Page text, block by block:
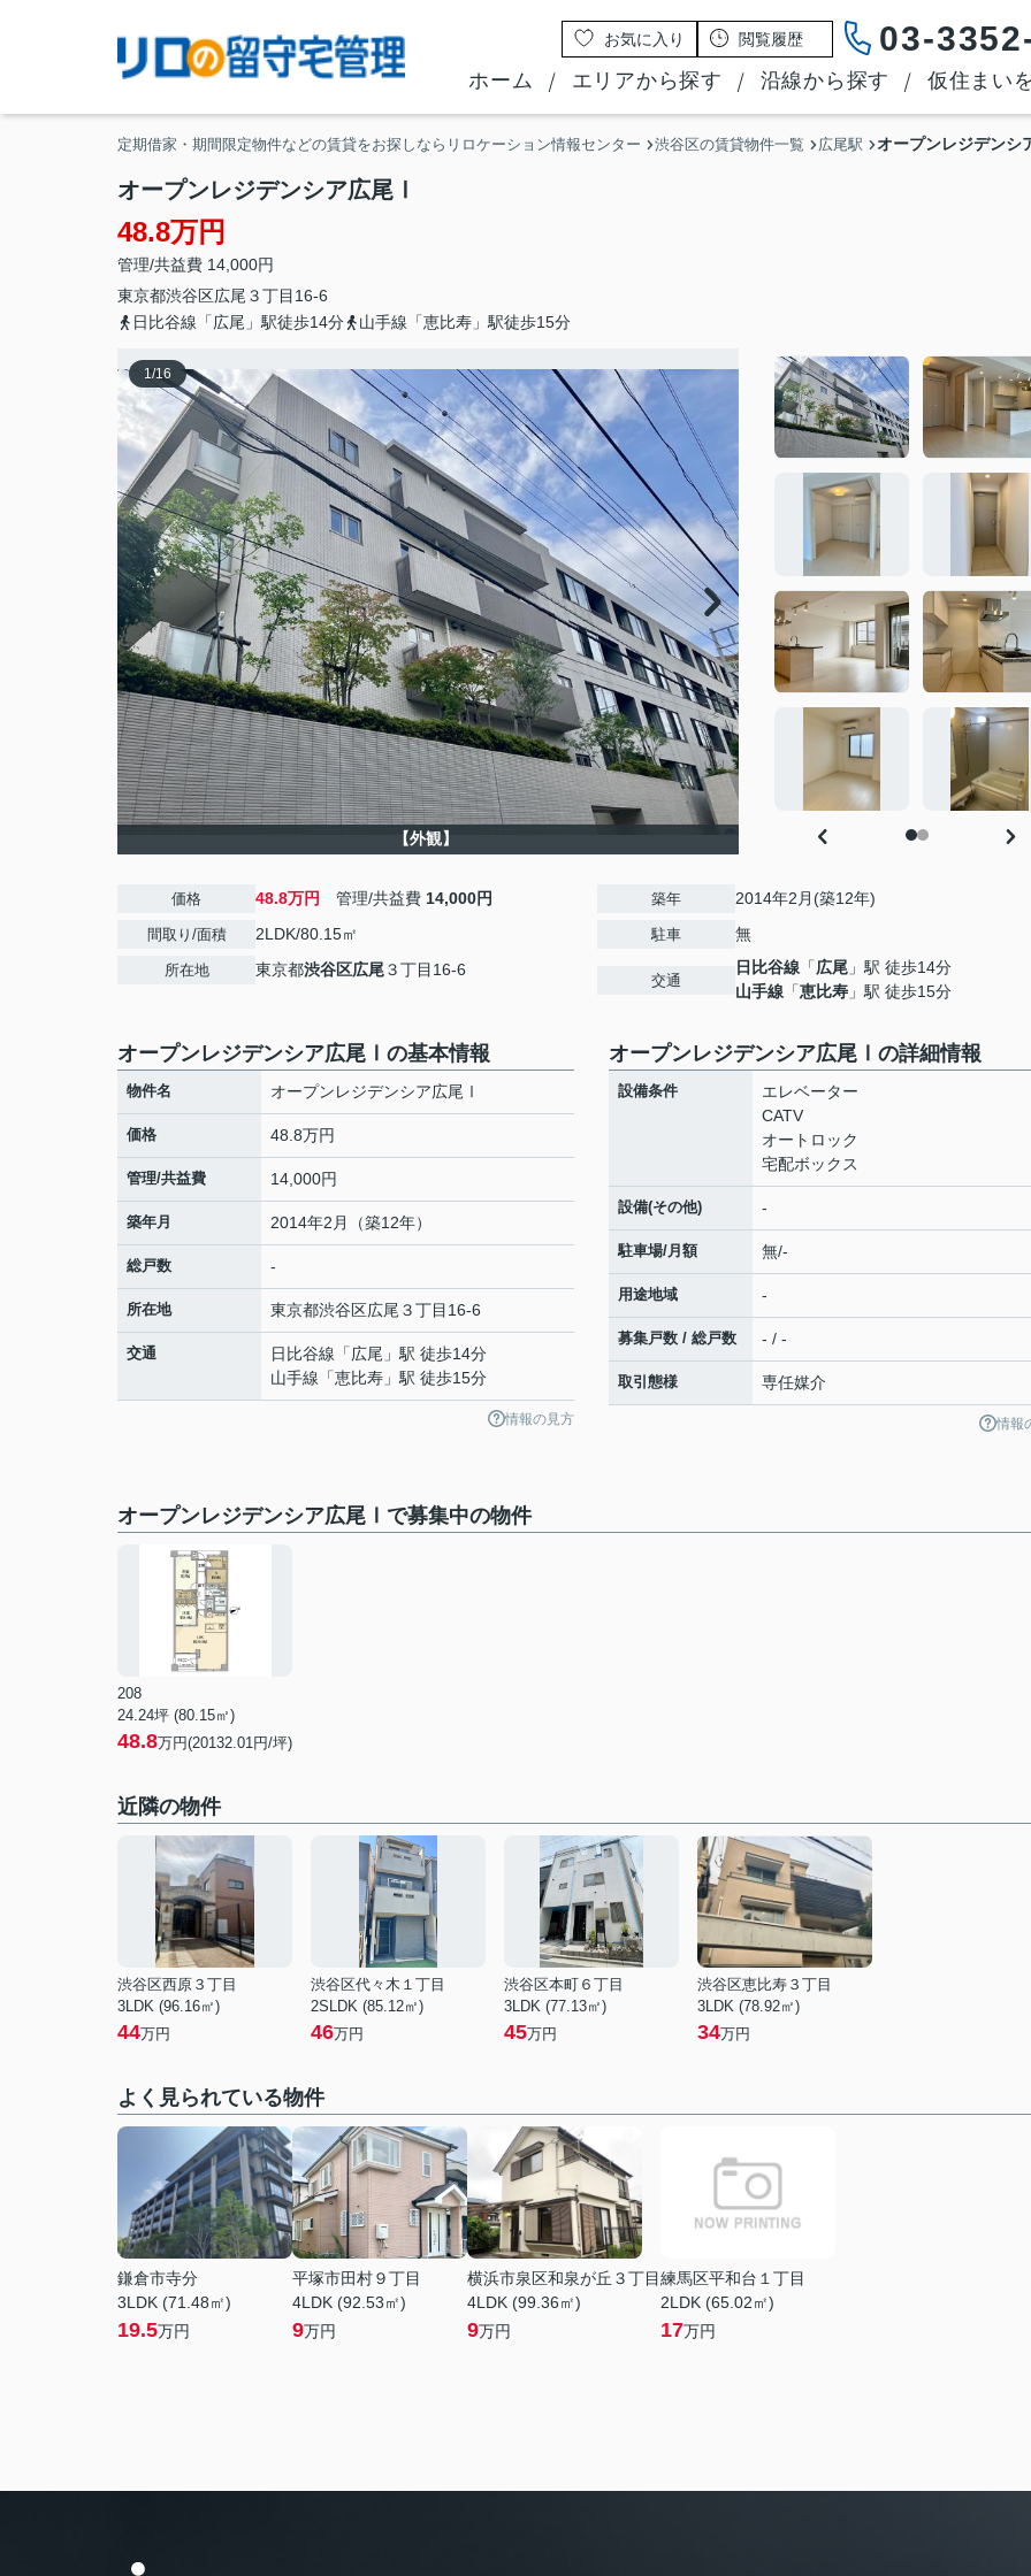
お気に入り 閲覧履歴 03-
ホーム エリアから探す 沿線から探す 仮住まい
定期借家・期間限定物件などの賃貸をお探しならリロケーション情報センター 渋谷区の賃貸物件一覧 広尾駅 オープンレジデンシ
オープンレジデンシア広尾Ⅰ
48.8万円
管理/共益費 14,000円
東京都渋谷区広尾 ３丁目16-6
日比谷線「広尾」駅徒歩14分
山手線「恵比寿」駅徒歩15分
1/16
【外観】
価格 48.8万円 管理/共益費 14,000円
間取り/面積 2LDK/80.15㎡
所在地 東京都渋谷区広尾３丁目16-6
築年 2014年2月(築12年)
駐車 無
交通
日比谷線 「広尾 」駅 徒歩14分
山手線 「恵比寿 」駅 徒歩15分
オープンレジデンシア広尾Ⅰの基本情報
物件名 オープンレジデンシア広尾Ⅰ
価格 48.8万円
管理/共益費 14,000円
築年月 2014年2月（築12年）
総戸数 -
所在地 東京都渋谷区広尾 ３丁目16-6
交通 日比谷線 「広尾 」駅 徒歩14分
山手線 「恵比寿 」駅 徒歩15分
情報の見方
オープンレジデンシア広尾Ⅰの詳細情報
設備条件
エレベーター
CATV
オートロック
宅配ボックス
設備(その他) -
駐車場/月額 無/-
用途地域 -
募集戸数 / 総戸数 - / -
取引態様 専任媒介
情報
オープンレジデンシア広尾Ⅰで募集中の物件
208
24.24坪 (80.15㎡)
48.8万円(20132.01円/坪)
近隣の物件
渋谷区西原３丁目
3LDK (96.16㎡)
44万円
渋谷区代々木１丁目
2SLDK (85.12㎡)
46万円
渋谷区本町６丁目
3LDK (77.13㎡)
45万円
渋谷区恵比寿３丁目
3LDK (78.92㎡)
34万円
よく見られている物件
鎌倉市寺分
3LDK (71.48㎡)
19.5万円
平塚市田村９丁目
4LDK (92.53㎡)
9万円
横浜市泉区和泉が丘３丁目
4LDK (99.36㎡)
9万円
練馬区平和台１丁目
2LDK (65.02㎡)
17万円